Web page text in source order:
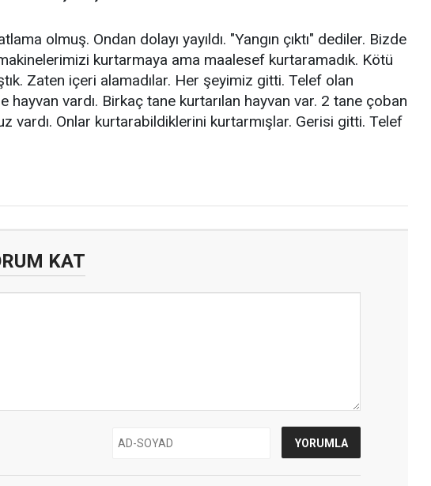
olmuş. Ondan dolayı yayıldı. "Yangın çıktı" dediler. Bizde
kurtarmaya ama maalesef kurtaramadık. Kötü
Zaten içeri alamadılar. Her şeyimiz gitti. Telef olan
hayvan vardı. Birkaç tane kurtarılan hayvan var. 2 tane çoban
vardı. Onlar kurtarabildiklerini kurtarmışlar. Gerisi gitti. Telef
KAT